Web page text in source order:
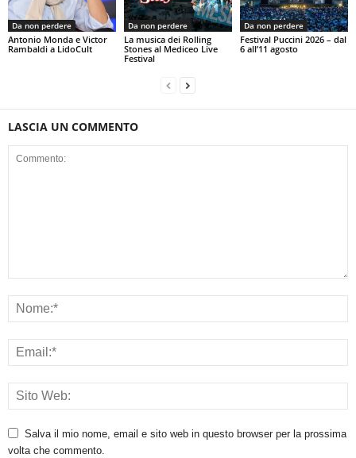
Da non perdere
Antonio Monda e Victor
Rambaldi a LidoCult
Da non perdere
La musica dei Rolling
Stones al Mediceo Live
Festival
Da non perdere
Festival Puccini 2026 – dal
6 all’11 agosto
LASCIA UN COMMENTO
Salva il mio nome, email e sito web in questo browser per la prossima
volta che commento.